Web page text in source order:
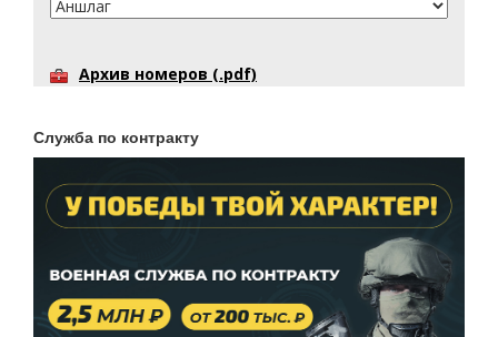
Архив номеров (.pdf)
Служба по контракту